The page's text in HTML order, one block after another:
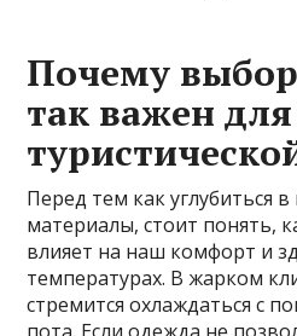
Почему
так важен для
Перед тем как углубиться
материалы, стоит понять,
влияет на наш комфорт и
температурах. В жарком
стремится охлаждаться с